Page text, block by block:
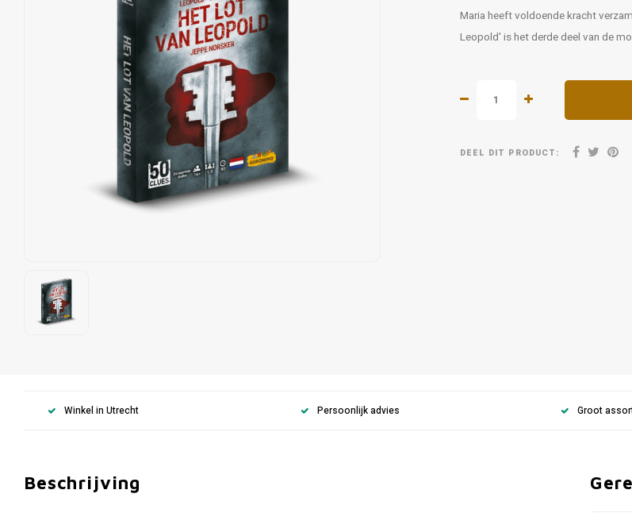
Maria heeft voldoende kracht
Leopold' is het derde deel van de
DEEL DIT PRODUCT:
Winkel in Utrecht Persoonlijk advies Groot
Beschrijving